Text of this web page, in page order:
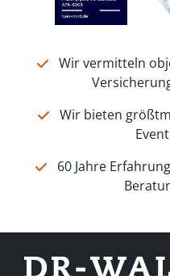
Wir vermitteln
Wir bieten
60 Jahre